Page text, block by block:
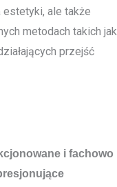
estetyki, ale także
metodach takich jak
przejść
i fachowo